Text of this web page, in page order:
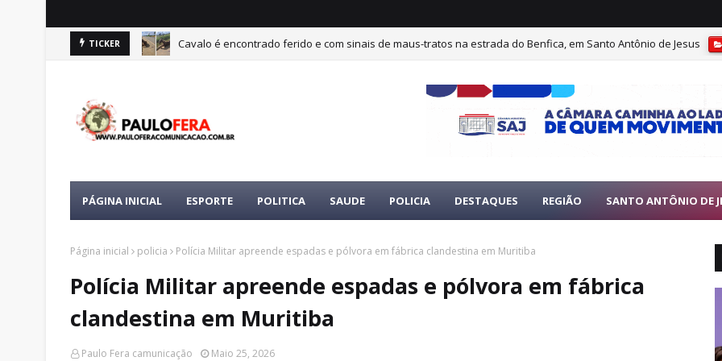
TICKER Cavalo é encontrado ferido e com sinais de maus-tratos na estrada do Benfica, em Santo Antônio de Jesus
PÁGINA INICIAL ESPORTE POLITICA SAUDE POLICIA DESTAQUES REGIÃO SANTO ANTÔNIO DE
Página inicial policia Polícia Militar apreende espadas e pólvora em fábrica clandestina em Muritiba
Polícia Militar apreende espadas e pólvora em fábrica
clandestina em Muritiba
Paulo Fera camunicação Maio 25, 2026